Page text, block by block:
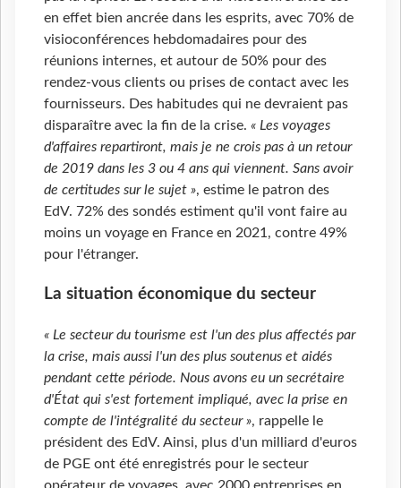
en effet bien ancrée dans les esprits, avec 70% de
visioconférences hebdomadaires pour des
réunions internes, et autour de 50% pour des
rendez-vous clients ou prises de contact avec les
fournisseurs. Des habitudes qui ne devraient pas
disparaître avec la fin de la crise. « Les voyages
d'affaires repartiront, mais je ne crois pas à un retour
de 2019 dans les 3 ou 4 ans qui viennent. Sans avoir
de certitudes sur le sujet », estime le patron des
EdV. 72% des sondés estiment qu'il vont faire au
moins un voyage en France en 2021, contre 49%
pour l'étranger.
La situation économique du secteur
« Le secteur du tourisme est l'un des plus affectés par
la crise, mais aussi l'un des plus soutenus et aidés
pendant cette période. Nous avons eu un secrétaire
d'État qui s'est fortement impliqué, avec la prise en
compte de l'intégralité du secteur », rappelle le
président des EdV. Ainsi, plus d'un milliard d'euros
de PGE ont été enregistrés pour le secteur